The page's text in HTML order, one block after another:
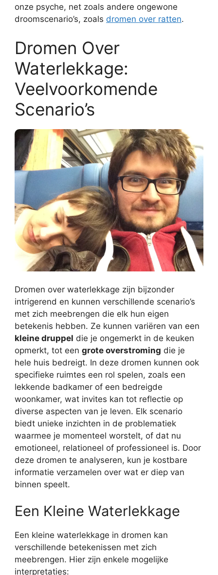
onze psyche, net zoals andere ongewone
droomscenario’s, zoals dromen over ratten.
Dromen Over
Waterlekkage:
Veelvoorkomende
Scenario’s
Dromen over waterlekkage zijn bijzonder
intrigerend en kunnen verschillende scenario’s
met zich meebrengen die elk hun eigen
betekenis hebben. Ze kunnen variëren van een
kleine druppel die je ongemerkt in de keuken
opmerkt, tot een grote overstroming die je
hele huis bedreigt. In deze dromen kunnen ook
specifieke ruimtes een rol spelen, zoals een
lekkende badkamer of een bedreigde
woonkamer, wat invites kan tot reflectie op
diverse aspecten van je leven. Elk scenario
biedt unieke inzichten in de problematiek
waarmee je momenteel worstelt, of dat nu
emotioneel, relationeel of professioneel is. Door
deze dromen te analyseren, kun je kostbare
informatie verzamelen over wat er diep van
binnen speelt.
Een Kleine Waterlekkage
Een kleine waterlekkage in dromen kan
verschillende betekenissen met zich
meebrengen. Hier zijn enkele mogelijke
interpretaties: